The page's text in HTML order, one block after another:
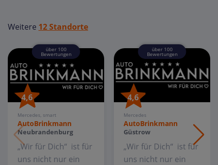
Weitere 12 Standorte
über 100
Bewertungen
4,6
Mercedes, smart
AutoBrinkmann
Neubrandenburg
„Wir für Dich“ ist für
uns nicht nur ein
über 100
Bewertungen
4,6
Mercedes
AutoBrinkmann
Güstrow
„Wir für Dich“ ist für
uns nicht nur ein